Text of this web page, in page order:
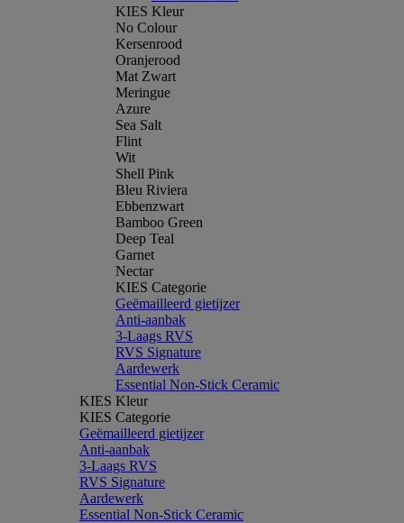
KIES Kleur
No Colour
Kersenrood
Oranjerood
Mat Zwart
Meringue
Azure
Sea Salt
Flint
Wit
Shell Pink
Bleu Riviera
Ebbenzwart
Bamboo Green
Deep Teal
Garnet
Nectar
KIES Categorie
Geëmailleerd gietijzer
Anti-aanbak
3-Laags RVS
RVS Signature
Aardewerk
Essential Non-Stick Ceramic
KIES Kleur
KIES Categorie
Geëmailleerd gietijzer
Anti-aanbak
3-Laags RVS
RVS Signature
Aardewerk
Essential Non-Stick Ceramic